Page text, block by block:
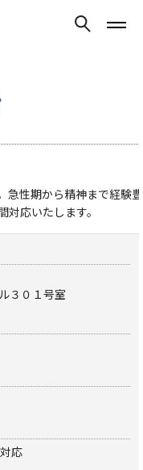
急性期から精神まで経験豊
対応いたします。
３０１号室
応